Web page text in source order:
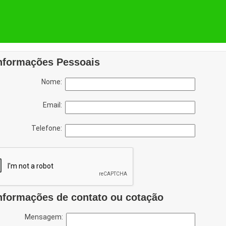
Pessoais
Nome:
Email:
Telefone:
de contato ou cotação
Mensagem: